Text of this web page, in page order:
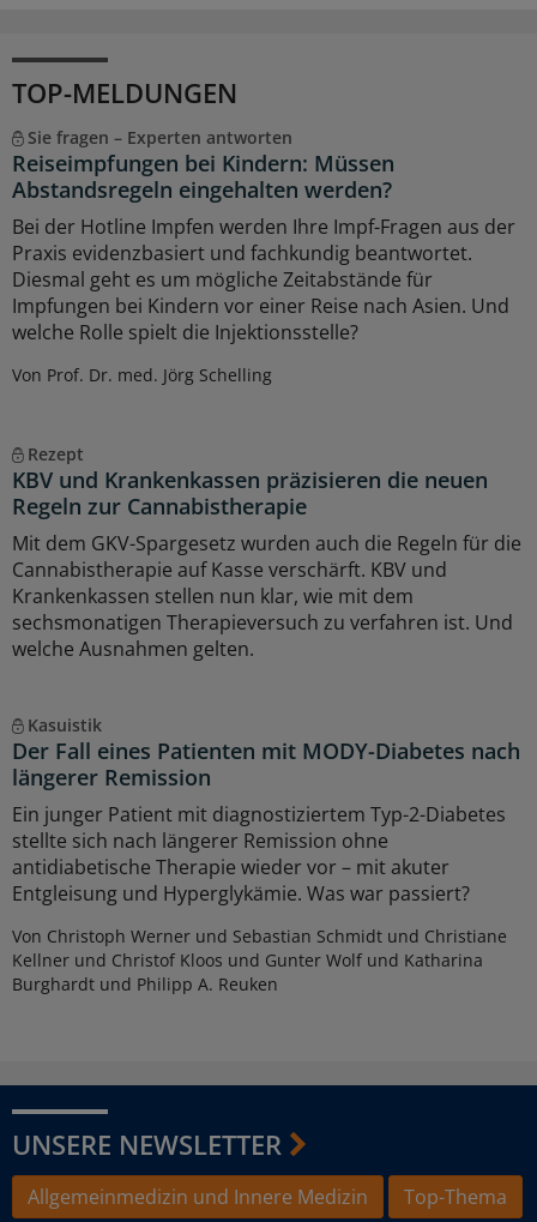
TOP-MELDUNGEN
Sie fragen – Experten antworten
Reiseimpfungen bei Kindern: Müssen
Abstandsregeln eingehalten werden?
Bei der Hotline Impfen werden Ihre Impf-Fragen aus der
Praxis evidenzbasiert und fachkundig beantwortet.
Diesmal geht es um mögliche Zeitabstände für
Impfungen bei Kindern vor einer Reise nach Asien. Und
welche Rolle spielt die Injektionsstelle?
Von Prof. Dr. med. Jörg Schelling
Rezept
KBV und Krankenkassen präzisieren die neuen
Regeln zur Cannabistherapie
Mit dem GKV-Spargesetz wurden auch die Regeln für die
Cannabistherapie auf Kasse verschärft. KBV und
Krankenkassen stellen nun klar, wie mit dem
sechsmonatigen Therapieversuch zu verfahren ist. Und
welche Ausnahmen gelten.
Kasuistik
Der Fall eines Patienten mit MODY-Diabetes nach
längerer Remission
Ein junger Patient mit diagnostiziertem Typ-2-Diabetes
stellte sich nach längerer Remission ohne
antidiabetische Therapie wieder vor – mit akuter
Entgleisung und Hyperglykämie. Was war passiert?
Von Christoph Werner und Sebastian Schmidt und Christiane
Kellner und Christof Kloos und Gunter Wolf und Katharina
Burghardt und Philipp A. Reuken
UNSERE NEWSLETTER
Allgemeinmedizin und Innere Medizin Top-Thema